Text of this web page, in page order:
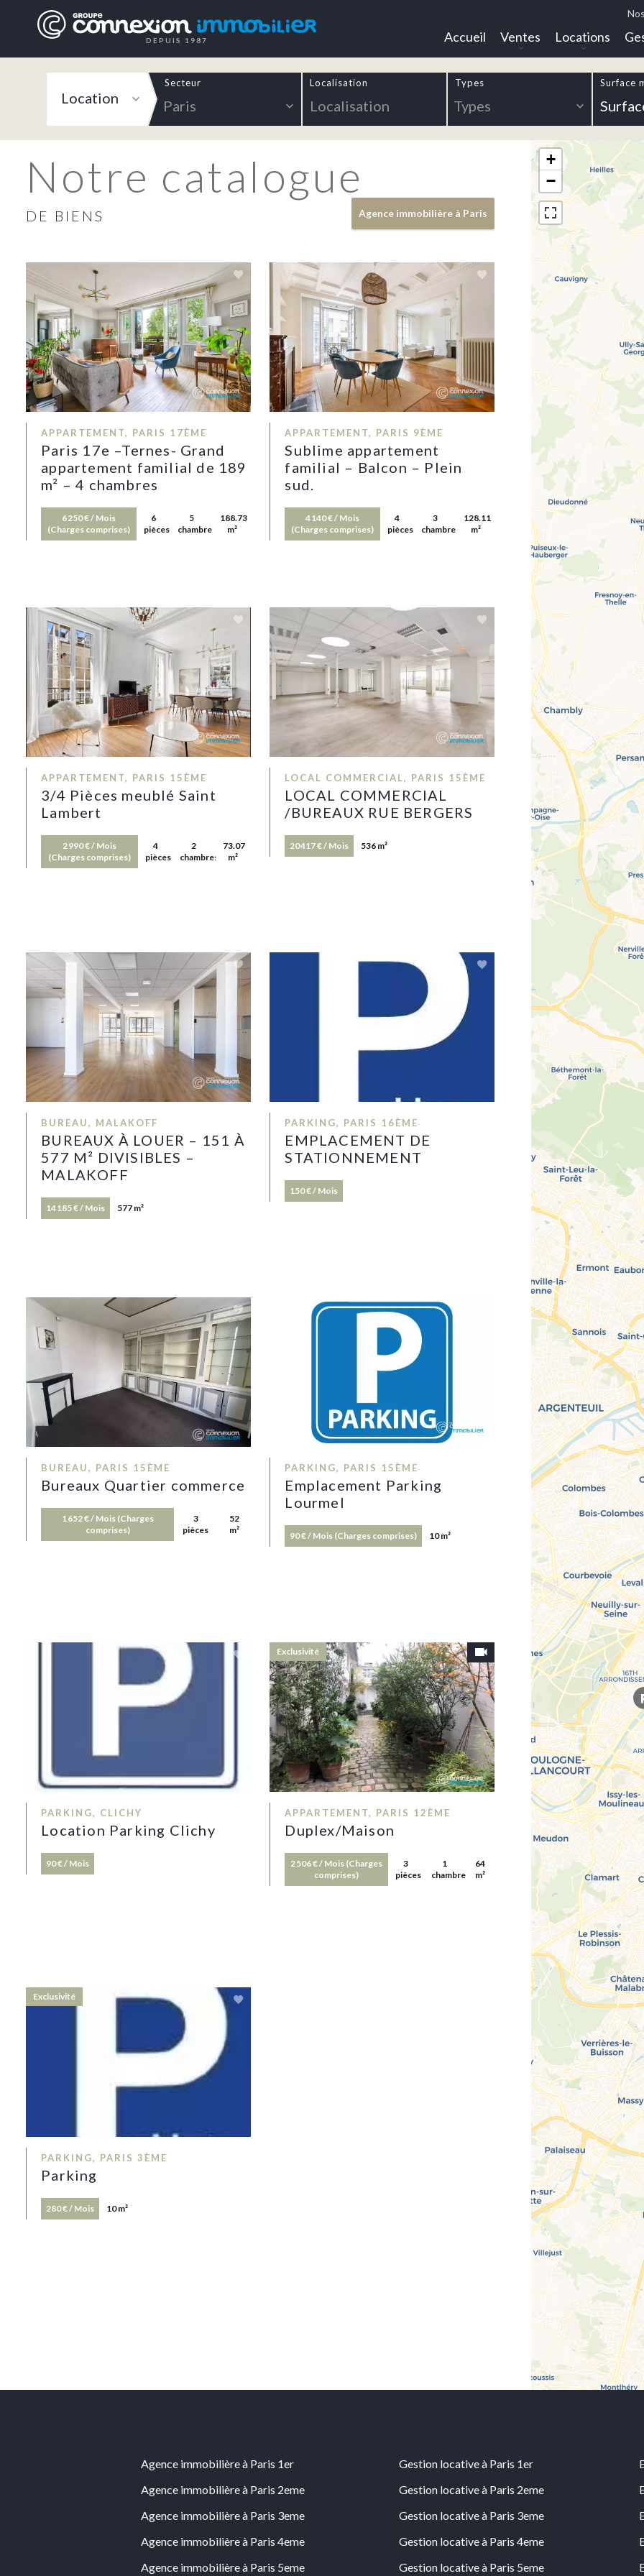
DEPUIS 1987 Accueil Ventes Locations
Location
Secteur
Paris
Localisation
Localisation
Types
Types
Surface
Agence immobilière à Paris
Notre catalogue
DE BIENS
APPARTEMENT, PARIS 17ÈME
Paris 17e –Ternes- Grand
appartement familial de 189
m² – 4 chambres
6 250 € / Mois
(Charges comprises)
6
pièces
5
chambres
188.73
m²
APPARTEMENT, PARIS 9ÈME
Sublime appartement
familial – Balcon – Plein
sud.
4 140 € / Mois
(Charges comprises)
4
pièces
3
chambres
128.11
m²
APPARTEMENT, PARIS 15ÈME
3/4 Pièces meublé Saint
Lambert
2 990 € / Mois
(Charges comprises)
4
pièces
2
chambres
73.07
m²
LOCAL COMMERCIAL, PARIS 15ÈME
LOCAL COMMERCIAL
/BUREAUX RUE BERGERS
20 417 € / Mois 536 m²
BUREAU, MALAKOFF
BUREAUX À LOUER – 151 À
577 M² DIVISIBLES –
MALAKOFF
14 185 € / Mois 577 m²
PARKING, PARIS 16ÈME
EMPLACEMENT DE
STATIONNEMENT
150 € / Mois
BUREAU, PARIS 15ÈME
Bureaux Quartier commerce
1 652 € / Mois (Charges
comprises)
3
pièces
52
m²
PARKING, PARIS 15ÈME
Emplacement Parking
Lourmel
90 € / Mois (Charges comprises) 10 m²
PARKING, CLICHY
Location Parking Clichy
90 € / Mois
APPARTEMENT, PARIS 12ÈME
Duplex/Maison
2 506 € / Mois (Charges
comprises)
3
pièces
1
chambre
64
m²
Exclusivité
PARKING, PARIS 3ÈME
Parking
280 € / Mois 10 m²
Exclusivité
+
−
Agence immobilière à Paris 1er
Agence immobilière à Paris 2eme
Agence immobilière à Paris 3eme
Agence immobilière à Paris 4eme
Agence immobilière à Paris 5eme
Gestion locative à Paris 1er
Gestion locative à Paris 2eme
Gestion locative à Paris 3eme
Gestion locative à Paris 4eme
Gestion locative à Paris 5eme